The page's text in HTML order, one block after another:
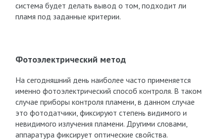
система будет делать вывод о том, подходит ли
пламя под заданные критерии.
Фотоэлектрический метод
На сегодняшний день наиболее часто применяется
именно фотоэлектрический способ контроля. В таком
случае приборы контроля пламени, в данном случае
это фотодатчики, фиксируют степень видимого и
невидимого излучения пламени. Другими словами,
аппаратура фиксирует оптические свойства.